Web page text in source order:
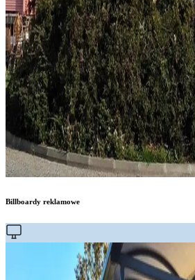
Billboardy reklamowe